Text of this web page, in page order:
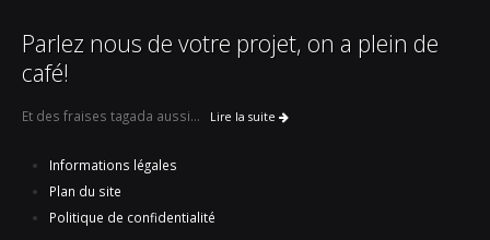
Parlez nous de votre projet, on a plein de
café!
Et des fraises tagada aussi... Lire la suite
Informations légales
Plan du site
Politique de confidentialité